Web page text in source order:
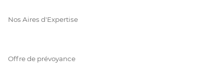
Nos Aires d'Expertise
Offre de prévoyance